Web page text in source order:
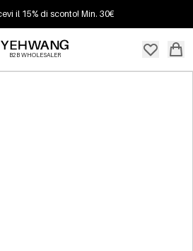
il 15% di sconto! Min. 30€
B2B WHOLESALER